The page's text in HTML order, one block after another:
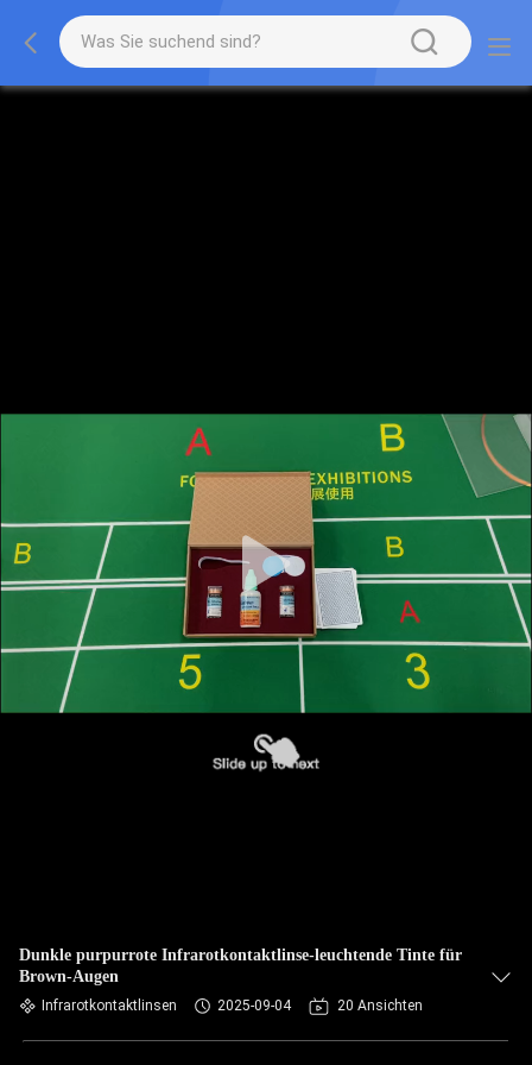
Dunkle purpurrote Infrarotkontaktlinse-leuchtende Tinte für
Brown-Augen
Infrarotkontaktlinsen 2025-09-04 20 Ansichten